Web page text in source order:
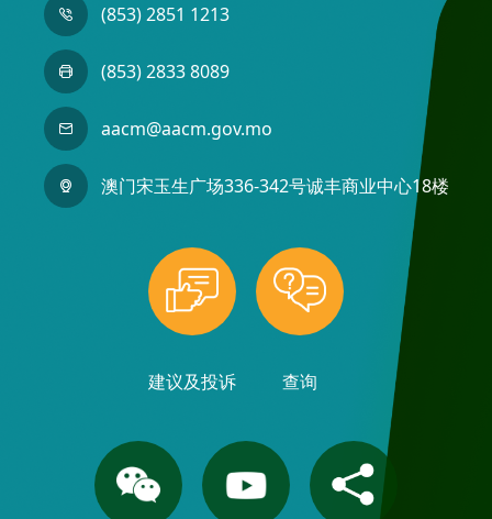
(853) 2851 1213
(853) 2833 8089
aacm@aacm.gov.mo
澳门宋玉生广场336-342号诚丰商业中心18楼
建议及投诉 查询